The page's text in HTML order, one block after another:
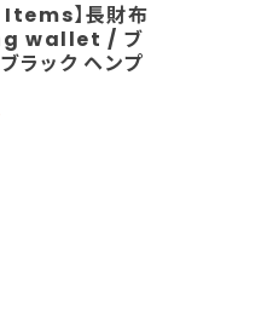
】長財布
wallet / ブ
ラック ヘンプ